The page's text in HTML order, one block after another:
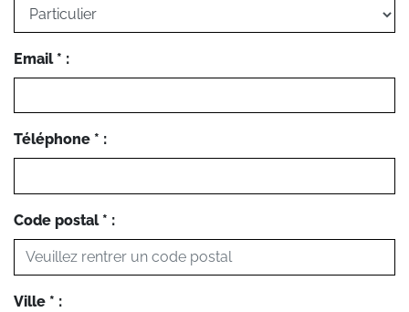
Email * :
Téléphone * :
Code postal * :
Ville * :